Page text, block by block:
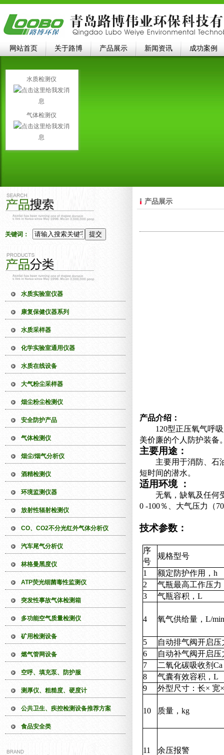
网站首页 关于路博 产品展示 新闻资讯 成功案例
关键词：
水质实验室仪器
康复保健仪器系列
水质采样器
化学实验室通用仪器
水质在线设备
大气粉尘采样器
烟尘粉尘检测仪
安全防护产品
气体检测仪
烟尘/烟气分析仪
酒精检测仪
环境监测仪器
放射性辐射检测仪
CO、CO2不分光红外气体分析仪
汽车尾气分析仪
林格曼黑度仪
ATP荧光细菌毒性监测仪
突发性事故气体检测箱
多功能空气质量检测仪
矿用检测设备
燃气管网设备
空呼、填充泵、防护服
测厚仪、粗糙度、硬度计
公共卫生、疾控检测设备推荐方案
食品安全类
产品展示
产品介绍：
120型正压氧气呼
美价廉的个人防护装备
主要用途：
主要用于消防、石
短时间的潜水。
适用环境：
无氧，缺氧及任何
0 -100％、大气压力（70
技术参数：
序
号
规格型号
1
额定防护作用，h
2
气瓶最高工作压力
3
气瓶容积，L
4 氧气供给量，L/
5
自动排气阀开启压
6
自动补气阀开启压
7
二氧化碳吸收剂
8
气囊有效容积，L
9
外型尺寸：长× 宽
10 质量，kg
11 余压报警
水质检测仪
气体检测仪